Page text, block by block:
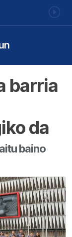
barria
da
baino